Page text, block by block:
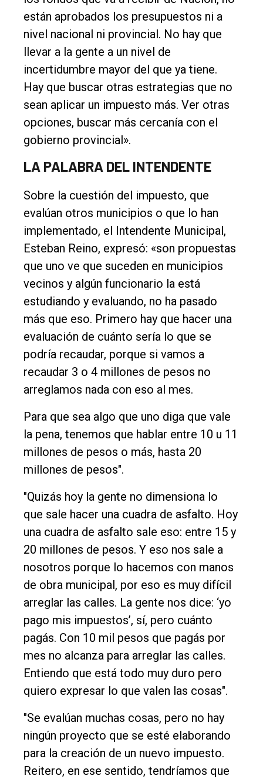
están aprobados los presupuestos ni a
nivel nacional ni provincial. No hay que
llevar a la gente a un nivel de
incertidumbre mayor del que ya tiene.
Hay que buscar otras estrategias que no
sean aplicar un impuesto más. Ver otras
opciones, buscar más cercanía con el
gobierno provincial».
LA PALABRA DEL INTENDENTE
Sobre la cuestión del impuesto, que
evalúan otros municipios o que lo han
implementado, el Intendente Municipal,
Esteban Reino, expresó: «son propuestas
que uno ve que suceden en municipios
vecinos y algún funcionario la está
estudiando y evaluando, no ha pasado
más que eso. Primero hay que hacer una
evaluación de cuánto sería lo que se
podría recaudar, porque si vamos a
recaudar 3 o 4 millones de pesos no
arreglamos nada con eso al mes.
Para que sea algo que uno diga que vale
la pena, tenemos que hablar entre 10 u 11
millones de pesos o más, hasta 20
millones de pesos".
"Quizás hoy la gente no dimensiona lo
que sale hacer una cuadra de asfalto. Hoy
una cuadra de asfalto sale eso: entre 15 y
20 millones de pesos. Y eso nos sale a
nosotros porque lo hacemos con manos
de obra municipal, por eso es muy difícil
arreglar las calles. La gente nos dice: ‘yo
pago mis impuestos’, sí, pero cuánto
pagás. Con 10 mil pesos que pagás por
mes no alcanza para arreglar las calles.
Entiendo que está todo muy duro pero
quiero expresar lo que valen las cosas".
"Se evalúan muchas cosas, pero no hay
ningún proyecto que se esté elaborando
para la creación de un nuevo impuesto.
Reitero, en ese sentido, tendríamos que